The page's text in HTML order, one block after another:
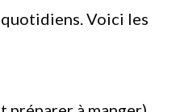
Voici les